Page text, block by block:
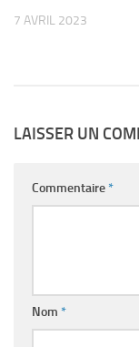
7 AVRIL 2023
LAISSER UN
Commentaire*
Nom *